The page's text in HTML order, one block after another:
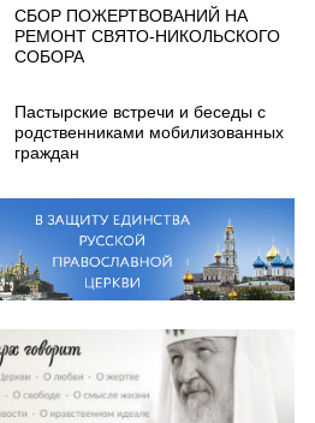
СБОР ПОЖЕРТВОВАНИЙ НА
РЕМОНТ СВЯТО-НИКОЛЬСКОГО
СОБОРА
Пастырские встречи и беседы с
родственниками мобилизованных
граждан